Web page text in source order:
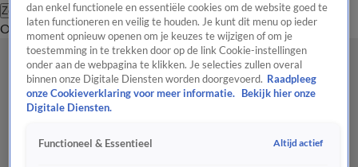
Zoeken
OverzichtRegioUitzendingenWeerTip de redactiePanelVideo's
dan enkel functionele en essentiële cookies om de website goed te
laten functioneren en veilig te houden. Je kunt dit menu op ieder
moment opnieuw openen om je keuzes te wijzigen of om je
toestemming in te trekken door op de link Cookie-instellingen
onder aan de webpagina te klikken. Je selecties zullen overal
binnen onze Digitale Diensten worden doorgevoerd. Raadpleeg
onze Cookieverklaring voor meer informatie.
Bekijk hier onze
Digitale Diensten.
Functioneel & Essentieel Altijd actief